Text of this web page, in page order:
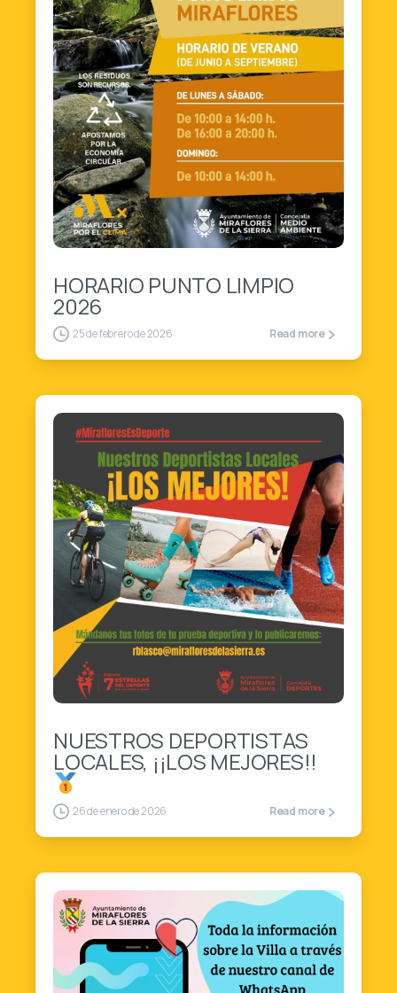
3
HORARIO PUNTO LIMPIO
2026
25 de febrero de 2026 Read more
NUESTROS DEPORTISTAS
LOCALES, ¡¡LOS MEJORES!!
26 de enero de 2026 Read more